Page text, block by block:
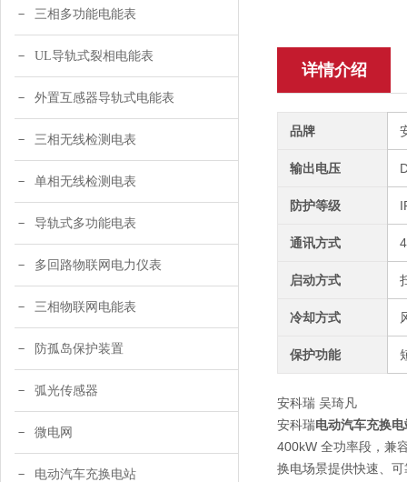
三相多功能电能表
UL导轨式裂相电能表
外置互感器导轨式电能表
三相无线检测电表
单相无线检测电表
导轨式多功能电表
多回路物联网电力仪表
三相物联网电能表
防孤岛保护装置
弧光传感器
微电网
电动汽车充换电站
详情介绍
品牌
输出电压
防护等级
通讯方式
启动方式
冷却方式
保护功能
安科瑞 吴琦凡
安科瑞电动汽车充换
400kW 全功率段，兼
换电场景提供快速、